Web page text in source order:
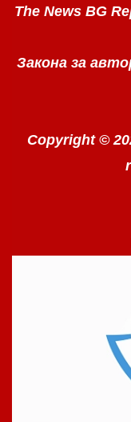
The News BG
Закона за
Copyright ©